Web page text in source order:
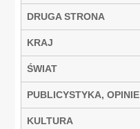
DRUGA STRONA
KRAJ
ŚWIAT
PUBLICYSTYKA, OPINIE
KULTURA